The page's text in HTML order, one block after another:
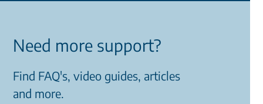
Need more support?
Find FAQ's, video guides, articles
and more.